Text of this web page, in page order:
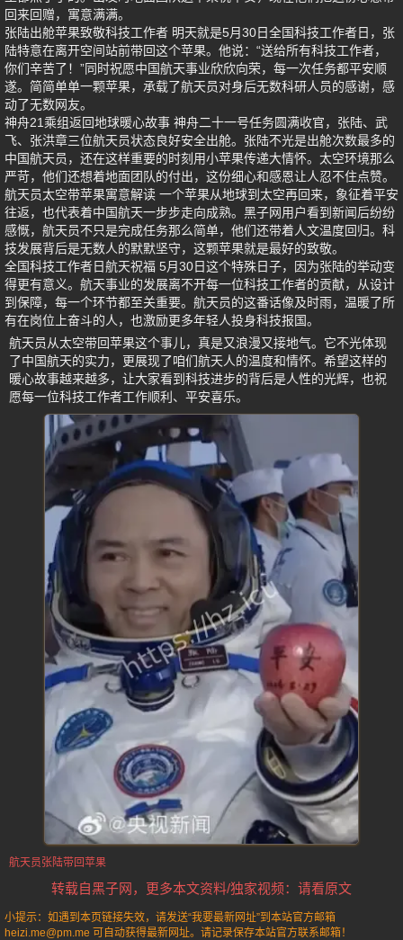
回来回赠，寓意满满。
张陆出舱苹果致敬科技工作者 明天就是5月30日全国科技工作者日，张
陆特意在离开空间站前带回这个苹果。他说：“送给所有科技工作者，
你们辛苦了！”同时祝愿中国航天事业欣欣向荣，每一次任务都平安顺
遂。简简单单一颗苹果，承载了航天员对身后无数科研人员的感谢，感
动了无数网友。
神舟21乘组返回地球暖心故事 神舟二十一号任务圆满收官，张陆、武
飞、张洪章三位航天员状态良好安全出舱。张陆不光是出舱次数最多的
中国航天员，还在这样重要的时刻用小苹果传递大情怀。太空环境那么
严苛，他们还想着地面团队的付出，这份细心和感恩让人忍不住点赞。
航天员太空带苹果寓意解读 一个苹果从地球到太空再回来，象征着平安
往返，也代表着中国航天一步步走向成熟。黑子网用户看到新闻后纷纷
感慨，航天员不只是完成任务那么简单，他们还带着人文温度回归。科
技发展背后是无数人的默默坚守，这颗苹果就是最好的致敬。
全国科技工作者日航天祝福 5月30日这个特殊日子，因为张陆的举动变
得更有意义。航天事业的发展离不开每一位科技工作者的贡献，从设计
到保障，每一个环节都至关重要。航天员的这番话像及时雨，温暖了所
有在岗位上奋斗的人，也激励更多年轻人投身科技报国。
航天员从太空带回苹果这个事儿，真是又浪漫又接地气。它不光体现
了中国航天的实力，更展现了咱们航天人的温度和情怀。希望这样的
暖心故事越来越多，让大家看到科技进步的背后是人性的光辉，也祝
愿每一位科技工作者工作顺利、平安喜乐。
航天员张陆带回苹果
转载自黑子网，更多本文资料/独家视频：请看原文
小提示：如遇到本页链接失效，请发送“我要最新网址”到本站官方邮箱
heizi.me@pm.me 可自动获得最新网址。请记录保存本站官方联系邮箱！